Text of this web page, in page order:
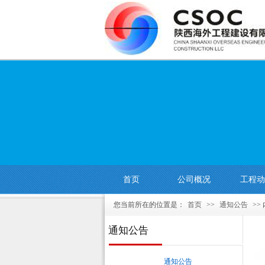
首页 公司概况 工程
您当前所在的位置是： 首页 >> 通知公告 >>
通知公告
通知公告